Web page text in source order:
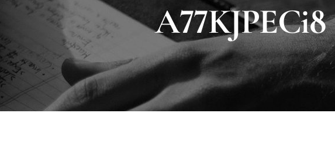
A77KJPECi8